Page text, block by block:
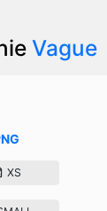
Vague
XS